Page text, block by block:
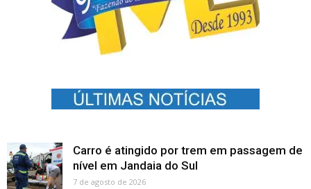
Carro é atingido por trem em passagem de
nível em Jandaia do Sul
7 de agosto de 2026